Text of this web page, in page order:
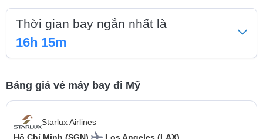
Thời gian bay ngắn nhất là
16h 15m
Bảng giá vé máy bay đi Mỹ
Starlux Airlines